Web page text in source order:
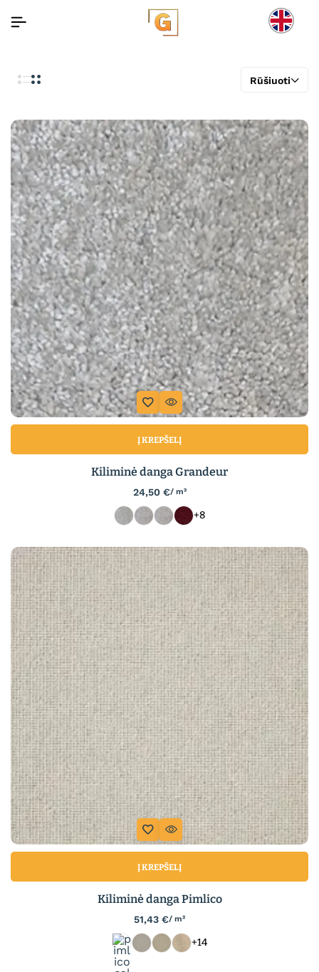
Rūšiuoti
Į KREPŠELĮ
Kiliminė danga Grandeur
24,50 €/ m²
+8
Į KREPŠELĮ
Kiliminė danga Pimlico
51,43 €/ m²
+14